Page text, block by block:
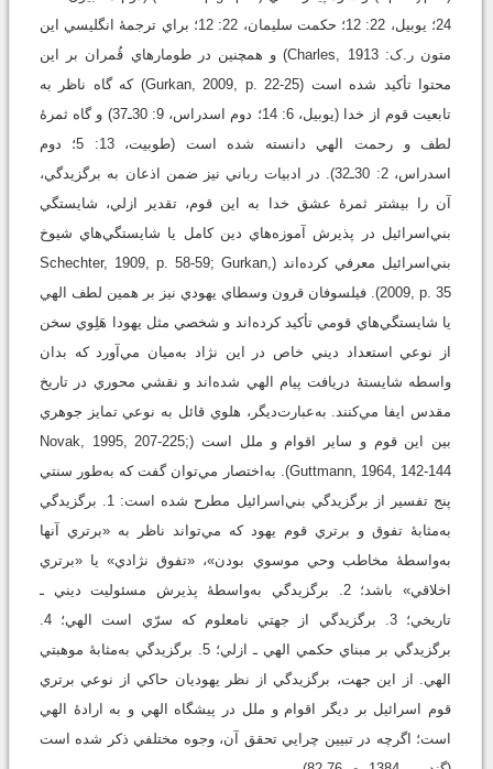
24؛ يوبيل، 22: 12؛ حکمت سليمان، 22: 12؛ براي ترجمۀ انگليسي اين
متون ر.ک: Charles, 1913) و همچنين در طومارهاي قُمران بر اين
محتوا تأکيد شده است (Gurkan, 2009, p. 22-25) که گاه ناظر به
تابعيت قوم از خدا (يوبيل، 6: 14؛ دوم اسدراس، 9: 30ـ37) و گاه ثمرۀ
لطف و رحمت الهي دانسته شده است (طوبيت، 13: 5؛ دوم
اسدراس، 2: 30ـ32). در ادبيات رباني نيز ضمن اذعان به برگزيدگي،
آن را بيشتر ثمرۀ عشق خدا به اين قوم، تقدير ازلي، شايستگي
بني‌اسرائيل در پذيرش آموزه‌هاي دين کامل يا شايستگي‌هاي شيوخ
بني‌اسرائيل معرفي کرده‌اند (Schechter, 1909, p. 58-59; Gurkan,
2009, p. 35). فيلسوفان قرون وسطاي يهودي نيز بر همين لطف الهي
يا شايستگي‌هاي قومي تأکيد کرده‌اند و شخصي مثل يهودا هَلِوي سخن
از نوعي استعداد ديني خاص در اين نژاد به‌ميان مي‌آورد که بدان
واسطه شايستۀ دريافت پيام الهي شده‌اند و نقشي محوري در تاريخ
مقدس ايفا مي‌کنند. به‌عبارت‌ديگر، هلوي قائل به نوعي تمايز جوهري
بين اين قوم و ساير اقوام و ملل است (Novak, 1995, 207-225;
Guttmann, 1964, 142-144). به‌اختصار مي‌توان گفت که به‌طور سنتي
پنج تفسير از برگزيدگي بني‌اسرائيل مطرح شده است: 1. برگزيدگي
به‌مثابۀ تفوق و برتري قوم يهود که مي‌تواند ناظر به «برتري آنها
به‌واسطۀ مخاطب وحي موسوي بودن»، «تفوق نژادي» يا «برتري
اخلاقي» باشد؛ 2. برگزيدگي به‌واسطۀ پذيرش مسئوليت ديني ـ
تاريخي؛ 3. برگزيدگي از جهتي نامعلوم که سرّي است الهي؛ 4.
برگزيدگي بر مبناي حکمي الهي ـ ازلي؛ 5. برگزيدگي به‌مثابۀ موهبتي
الهي. از اين جهت، برگزيدگي از نظر يهوديان حاکي از نوعي برتري
قوم اسرائيل بر ديگر اقوام و ملل در پيشگاه الهي و به ارادۀ الهي
است؛ اگرچه در تبيين چرايي تحقق آن، وجوه مختلفي ذکر شده است